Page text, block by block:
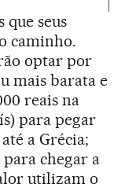
que seus
caminho.
optar por
mais barata e
reais na
para pegar
a Grécia;
chegar a
utilizam o